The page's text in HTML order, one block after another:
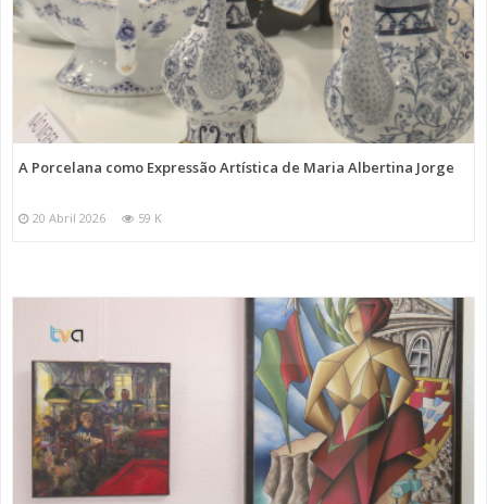
A Porcelana como Expressão Artística de Maria Albertina Jorge
20 Abril 2026 59 K